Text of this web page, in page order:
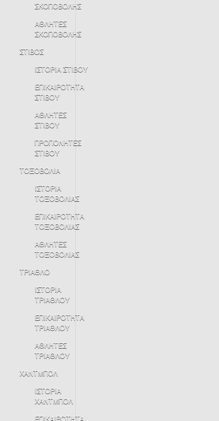
ΣΚΟΠΟΒΟΛΗΣ
ΑΘΛΗΤΕΣ
ΣΚΟΠΟΒΟΛΗΣ
ΣΤΙΒΟΣ
ΙΣΤΟΡΙΑ ΣΤΙΒΟΥ
ΕΠΙΚΑΙΡΟΤΗΤΑ
ΣΤΙΒΟΥ
ΑΘΛΗΤΕΣ
ΣΤΙΒΟΥ
ΠΡΟΠΟΝΗΤΕΣ
ΣΤΙΒΟΥ
ΤΟΞΟΒΟΛΙΑ
ΙΣΤΟΡΙΑ
ΤΟΞΟΒΟΛΙΑΣ
ΕΠΙΚΑΙΡΟΤΗΤΑ
ΤΟΞΟΒΟΛΙΑΣ
ΑΘΛΗΤΕΣ
ΤΟΞΟΒΟΛΙΑΣ
ΤΡΙΑΘΛΟ
ΙΣΤΟΡΙΑ
ΤΡΙΑΘΛΟΥ
ΕΠΙΚΑΙΡΟΤΗΤΑ
ΤΡΙΑΘΛΟΥ
ΑΘΛΗΤΕΣ
ΤΡΙΑΘΛΟΥ
ΧΑΝΤΜΠΟΛ
ΙΣΤΟΡΙΑ
ΧΑΝΤΜΠΟΛ
ΕΠΙΚΑΙΡΟΤΗΤΑ